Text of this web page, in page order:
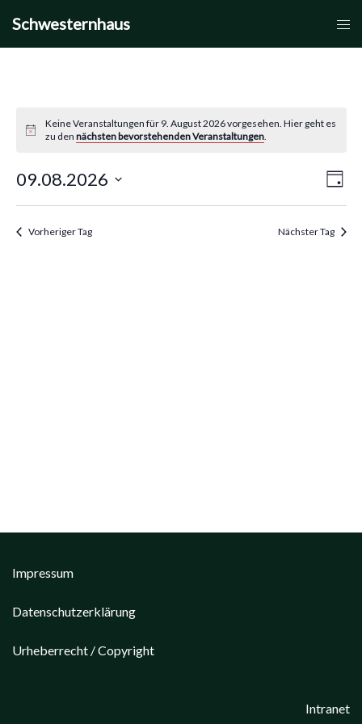
Inhalt
Schwesternhaus
Keine Veranstaltungen für 9. August 2026 vorgesehen. Hier geht es
zu den nächsten bevorstehenden Veranstaltungen.
Tag
09.08.2026
Datum
wählen.
Vorheriger Tag Nächster Tag
Impressum
Datenschutzerklärung
Urheberrecht / Copyright
Intranet